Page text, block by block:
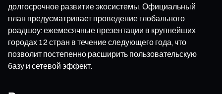
долгосрочное развитие экосистемы. Официальный
план предусматривает проведение глобального
роадшоу: ежемесячные презентации в крупнейших
городах 12 стран в течение следующего года, что
позволит постепенно расширить пользовательскую
базу и сетевой эффект.